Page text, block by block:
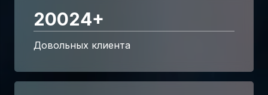
20024+
Довольных клиента